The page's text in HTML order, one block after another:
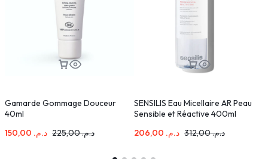
Gamarde Gommage Douceur
40ml
د.م.
د.م.225,00
SENSILIS Eau Micellaire AR Peau
Sensible et Réactive 400ml
د.م.
د.م.312,00